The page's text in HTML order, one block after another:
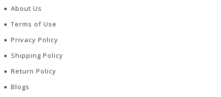
About Us
Terms of Use
Privacy Policy
Shipping Policy
Return Policy
Blogs